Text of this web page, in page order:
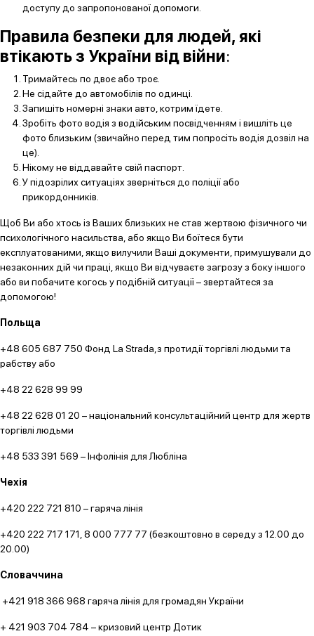
доступу до запропонованої допомоги.
Правила безпеки для людей, які
втікають з України від війни:
Тримайтесь по двоє або троє.
Не сідайте до автомобілів по одинці.
Запишіть номерні знаки авто, котрим їдете.
Зробіть фото водія з водійським посвідченням і вишліть це
фото близьким (звичайно перед тим попросіть водія дозвіл на
це).
Нікому не віддавайте свій паспорт.
У підозрілих ситуаціях зверніться до поліції або
прикордонників.
Щоб Ви або хтось із Ваших близьких не став жертвою фізичного чи
психологічного насильства, або якщо Ви боїтеся бути
експлуатованими, якщо вилучили Ваші документи, примушували до
незаконних дій чи праці, якщо Ви відчуваєте загрозу з боку іншого
або ви побачите когось у подібній ситуації – звертайтеся за
допомогою!
Польща
+48 605 687 750 Фонд La Strada,з протидії торгівлі людьми та
рабству або
+48 22 628 99 99
+48 22 628 01 20 – національний консультаційний центр для жертв
торгівлі людьми
+48 533 391 569 – Інфолінія для Любліна
Чехія
+420 222 721 810 – гаряча лінія
+420 222 717 171, 8 000 777 77 (безкоштовно в середу з 12.00 до
20.00)
Словаччина
+421 918 366 968 гаряча лінія для громадян України
+ 421 903 704 784 – кризовий центр Дотик